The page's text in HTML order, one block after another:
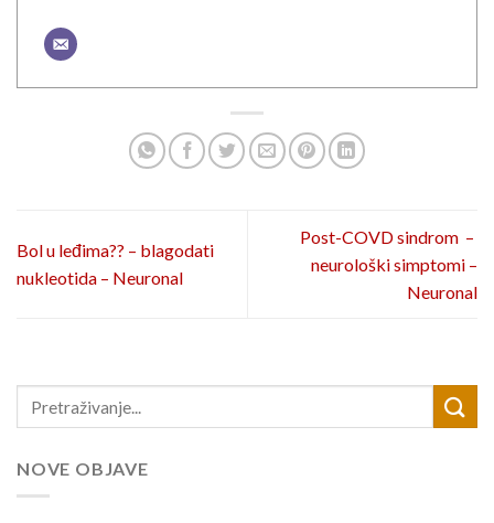
Bol u leđima?? – blagodati
nukleotida – Neuronal
Post-COVD sindrom –
neurološki simptomi –
Neuronal
NOVE OBJAVE